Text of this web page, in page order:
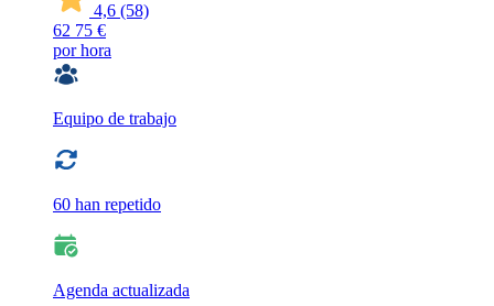
4,6 (58)
62 75 €
por hora
Equipo de trabajo
60 han repetido
Agenda actualizada